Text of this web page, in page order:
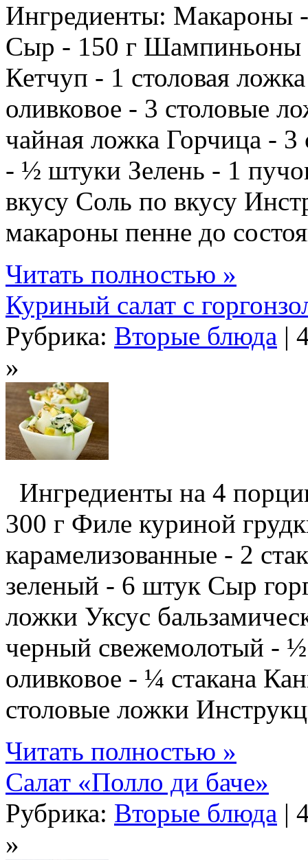
Ингредиенты: Макароны -
Сыр - 150 г Шампиньоны
Кетчуп - 1 столовая
оливковое - 3 столовые
чайная ложка Горчица -
- ½ штуки Зелень - 1
вкусу Соль по вкусу
макароны пенне до
Читать полностью »
Куриный салат с
Рубрика: Вторые блюда |
»
Ингредиенты на 4
300 г Филе куриной
карамелизованные - 2
зеленый - 6 штук Сыр
ложки Уксус
черный свежемолотый -
оливковое - ¼ стакана
столовые ложки
Читать полностью »
Салат «Полло ди баче»
Рубрика: Вторые блюда |
»